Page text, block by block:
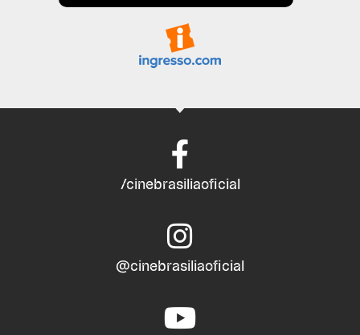
/cinebrasiliaoficial
@cinebrasiliaoficial